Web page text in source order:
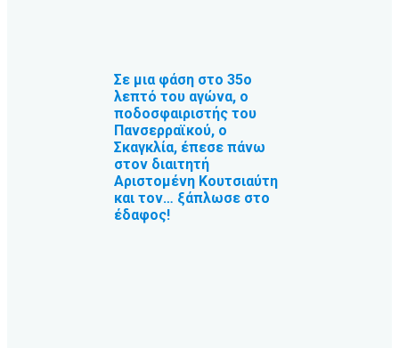
Σε μια φάση στο 35ο
λεπτό του αγώνα, ο
ποδοσφαιριστής του
Πανσερραϊκού, ο
Σκαγκλία, έπεσε πάνω
στον διαιτητή
Αριστομένη Κουτσιαύτη
και τον… ξάπλωσε στο
έδαφος!